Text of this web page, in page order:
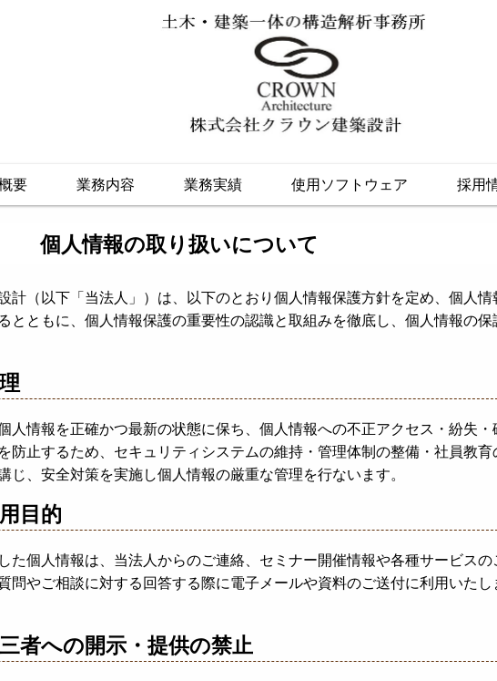
要 業務内容 業務実績 使用ソフトウェア 採用
個人情報の取り扱いについて
計（以下「当法人」）は、以下のとおり個人情報保護方針を定め、個人情
とともに、個人情報保護の重要性の認識と取組みを徹底し、個人情報の保
人情報を正確かつ最新の状態に保ち、個人情報への不正アクセス・紛失・
防止するため、セキュリティシステムの維持・管理体制の整備・社員教育
じ、安全対策を実施し個人情報の厳重な管理を行ないます。
目的
た個人情報は、当法人からのご連絡、セミナー開催情報や各種サービスの
問やご相談に対する回答する際に電子メールや資料のご送付に利用いたし
者への開示・提供の禁止